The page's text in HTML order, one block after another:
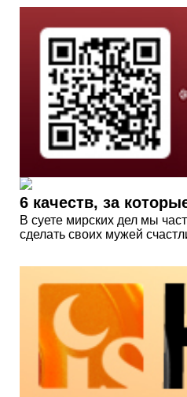
6 качеств, за
В суете мирских дел мы
сделать своих мужей